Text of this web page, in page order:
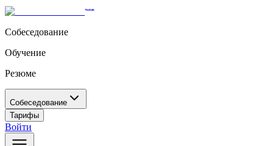
Собеседование
Обучение
Резюме
Собеседование
Тарифы
Войти